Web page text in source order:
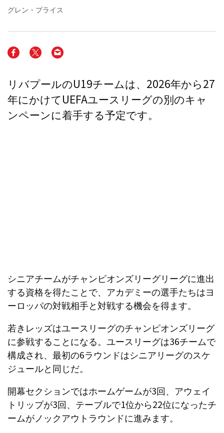
グレン・プライス
リバプールのU19チームは、2026年から27
年にかけてUEFAユースリーグの別のキャ
ンペーンに着手する予定です。
シニアチームがチャンピオンズリーグリーグに進出
する資格を得たことで、アカデミーの選手たちはヨ
ーロッパの対戦相手と対戦する機会を得ます。
若きレッズはユースリーグのチャンピオンズリーグ
に参戦することになる。ユースリーグは36チームで
構成され、最初の6ラウンドはシニアリーグのスケ
ジュールと同じだ。
開幕セクションではホームゲームが3回、アウェイ
トリップが3回、テーブルで1位から22位になったチ
ームがノックアウトラウンドに進みます。